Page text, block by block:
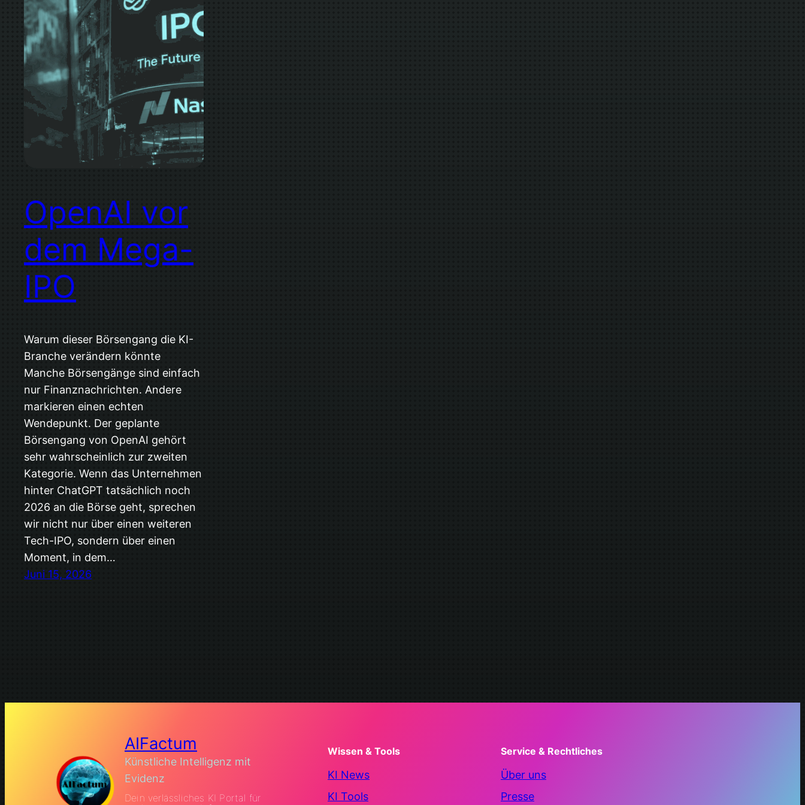
OpenAI vor
dem Mega-
IPO
Warum dieser Börsengang die KI-
Branche verändern könnte
Manche Börsengänge sind einfach
nur Finanznachrichten. Andere
markieren einen echten
Wendepunkt. Der geplante
Börsengang von OpenAI gehört
sehr wahrscheinlich zur zweiten
Kategorie. Wenn das Unternehmen
hinter ChatGPT tatsächlich noch
2026 an die Börse geht, sprechen
wir nicht nur über einen weiteren
Tech-IPO, sondern über einen
Moment, in dem…
Juni 15, 2026
AIFactum
Künstliche Intelligenz mit
Evidenz
Dein verlässliches KI Portal für
Wissen & Tools
KI News
KI Tools
Service & Rechtliches
Über uns
Presse